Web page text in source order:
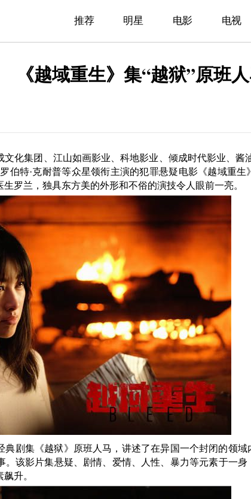
推荐 明星 电影 电视
《越域重生》集“越狱”原班
化集团、江山如画影业、科地影业、倾成时代影业、酱
伯特·克耐普等众星领衔主演的犯罪悬疑电影《越域重
罗兰，独具东方美的外形和不俗的演技令人眼前一亮。
典剧集《越狱》原班人马，讲述了在异国一个封闭的领
。该影片集悬疑、剧情、爱情、人性、暴力等元素于一
升。